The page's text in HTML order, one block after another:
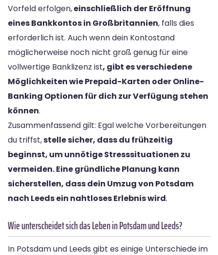
Vorfeld erfolgen,einschließlich der Eröffnung
eines Bankkontos in Großbritannien, falls dies
erforderlich ist. Auch wenn dein Kontostand
möglicherweise noch nicht groß genug für eine
vollwertige Banklizenz ist, gibt es verschiedene
Möglichkeiten wie Prepaid-Karten oder Online-
Banking Optionen für dich zur Verfügung stehen
können.
Zusammenfassend gilt: Egal welche Vorbereitungen
du triffst,stelle sicher, dass du frühzeitig
beginnst, um unnötige Stresssituationen zu
vermeiden. Eine gründliche Planung kann
sicherstellen, dass dein Umzug von Potsdam
nach Leeds ein nahtloses Erlebnis wird.
Wie unterscheidet sich das Leben in Potsdam und Leeds?
In Potsdam und Leeds gibt es einige Unterschiede im